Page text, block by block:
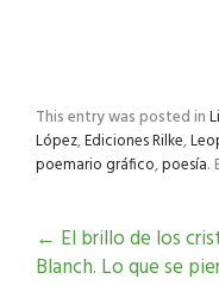
This entry was posted in
López,Ediciones Rilke,
poemario gráfico,poesía.
← El brillo de los
Blanch. Lo que se